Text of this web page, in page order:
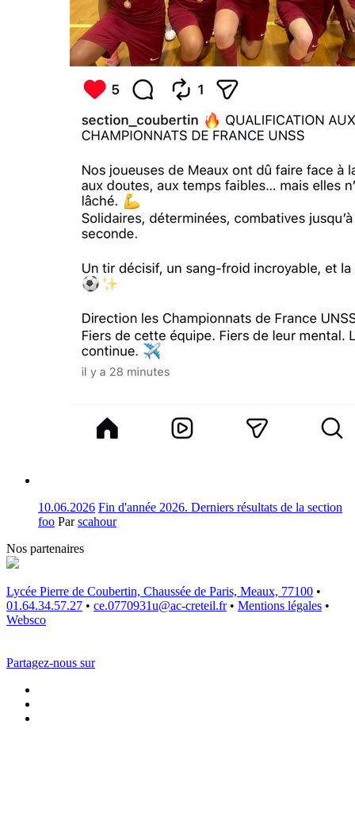
10.06.2026 Fin d'année 2026. Derniers résultats de la section
foo Parscahour
Nos partenaires
Lycée Pierre de Coubertin, Chaussée de Paris, Meaux, 77100 •
01.64.34.57.27 • ce.0770931u@ac-creteil.fr • Mentions légales •
Websco
Partagez-nous sur